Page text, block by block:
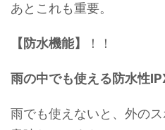
あとこれも重要。
【防水機能】 ！！
雨の中でも使える防水性
雨でも使えないと、外の